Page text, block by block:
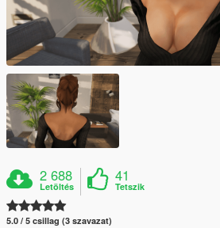
2 688
Letöltés
41
Tetszik
5.0 / 5 csillag (3 szavazat)